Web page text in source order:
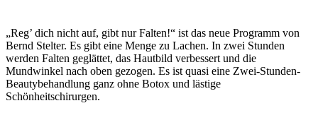
„Reg’ dich nicht auf, gibt nur Falten!“ ist das neue Programm von
Bernd Stelter. Es gibt eine Menge zu Lachen. In zwei Stunden
werden Falten geglättet, das Hautbild verbessert und die
Mundwinkel nach oben gezogen. Es ist quasi eine Zwei-Stunden-
Beautybehandlung ganz ohne Botox und lästige
Schönheitschirurgen.